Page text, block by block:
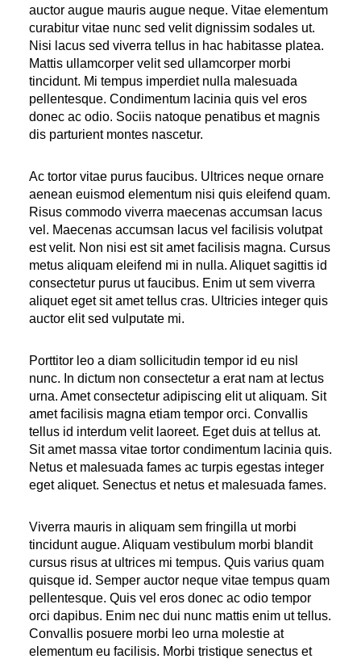
auctor augue mauris augue neque. Vitae elementum
curabitur vitae nunc sed velit dignissim sodales ut.
Nisi lacus sed viverra tellus in hac habitasse platea.
Mattis ullamcorper velit sed ullamcorper morbi
tincidunt. Mi tempus imperdiet nulla malesuada
pellentesque. Condimentum lacinia quis vel eros
donec ac odio. Sociis natoque penatibus et magnis
dis parturient montes nascetur.
Ac tortor vitae purus faucibus. Ultrices neque ornare
aenean euismod elementum nisi quis eleifend quam.
Risus commodo viverra maecenas accumsan lacus
vel. Maecenas accumsan lacus vel facilisis volutpat
est velit. Non nisi est sit amet facilisis magna. Cursus
metus aliquam eleifend mi in nulla. Aliquet sagittis id
consectetur purus ut faucibus. Enim ut sem viverra
aliquet eget sit amet tellus cras. Ultricies integer quis
auctor elit sed vulputate mi.
Porttitor leo a diam sollicitudin tempor id eu nisl
nunc. In dictum non consectetur a erat nam at lectus
urna. Amet consectetur adipiscing elit ut aliquam. Sit
amet facilisis magna etiam tempor orci. Convallis
tellus id interdum velit laoreet. Eget duis at tellus at.
Sit amet massa vitae tortor condimentum lacinia quis.
Netus et malesuada fames ac turpis egestas integer
eget aliquet. Senectus et netus et malesuada fames.
Viverra mauris in aliquam sem fringilla ut morbi
tincidunt augue. Aliquam vestibulum morbi blandit
cursus risus at ultrices mi tempus. Quis varius quam
quisque id. Semper auctor neque vitae tempus quam
pellentesque. Quis vel eros donec ac odio tempor
orci dapibus. Enim nec dui nunc mattis enim ut tellus.
Convallis posuere morbi leo urna molestie at
elementum eu facilisis. Morbi tristique senectus et